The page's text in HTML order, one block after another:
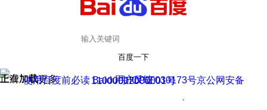
百度一下
正在加载
上滑加载更多 用户反馈
使用百度前必读 Baidu 京ICP证030173号
京公网安备11000002000001号